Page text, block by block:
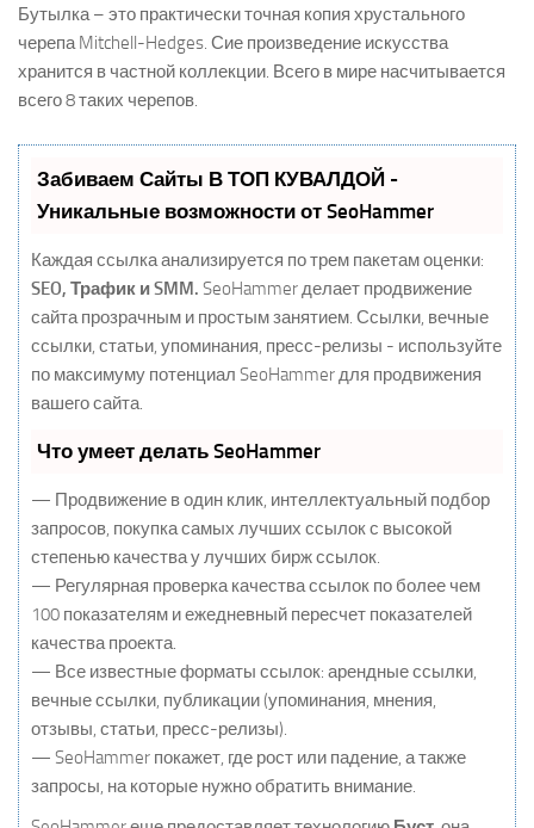
Бутылка – это практически точная копия хрустального
черепа Mitchell-Hedges. Сие произведение искусства
хранится в частной коллекции. Всего в мире насчитывается
всего 8 таких черепов.
Забиваем Сайты В ТОП КУВАЛДОЙ -
Уникальные возможности от SeoHammer
Каждая ссылка анализируется по трем пакетам оценки:
SEO, Трафик и SMM. SeoHammer делает продвижение
сайта прозрачным и простым занятием. Ссылки, вечные
ссылки, статьи, упоминания, пресс-релизы - используйте
по максимуму потенциал SeoHammer для продвижения
вашего сайта.
Что умеет делать SeoHammer
— Продвижение в один клик, интеллектуальный подбор
запросов, покупка самых лучших ссылок с высокой
степенью качества у лучших бирж ссылок.
— Регулярная проверка качества ссылок по более чем
100 показателям и ежедневный пересчет показателей
качества проекта.
— Все известные форматы ссылок: арендные ссылки,
вечные ссылки, публикации (упоминания, мнения,
отзывы, статьи, пресс-релизы).
— SeoHammer покажет, где рост или падение, а также
запросы, на которые нужно обратить внимание.